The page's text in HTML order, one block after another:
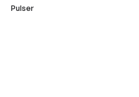
Pulser